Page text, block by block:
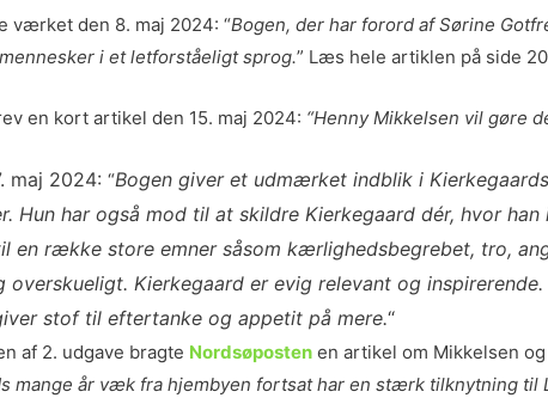
værket den 8. maj 2024: “Bogen, der har forord af Sørine
i et letforståeligt sprog.” Læs hele artiklen på side 20
en kort artikel den 15. maj 2024: “Henny Mikkelsen vil gøre
maj 2024: “Bogen giver et udmærket indblik i
Hun har også mod til at skildre Kierkegaard dér, hvor
en række store emner såsom kærlighedsbegrebet, tro,
Kierkegaard er evig relevant og
stof til eftertanke og appetit på mere.“
af 2. udgave bragte Nordsøposten en artikel om Mikkelsen
mange år væk fra hjembyen fortsat har en stærk tilknytning